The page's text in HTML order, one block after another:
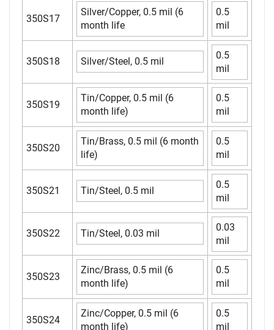
350S17
Silver/Copper, 0.5 mil (6
month life
0.5
mil
350S18 Silver/Steel, 0.5 mil
0.5
mil
350S19
Tin/Copper, 0.5 mil (6
month life)
0.5
mil
350S20
Tin/Brass, 0.5 mil (6 month
life)
0.5
mil
350S21 Tin/Steel, 0.5 mil
0.5
mil
350S22 Tin/Steel, 0.03 mil
0.03
mil
350S23
Zinc/Brass, 0.5 mil (6
month life)
0.5
mil
350S24
Zinc/Copper, 0.5 mil (6
month life)
0.5
mil